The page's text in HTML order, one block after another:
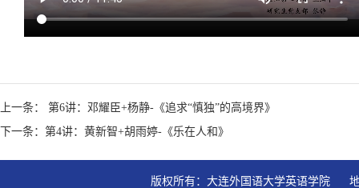
上一条： 第6讲：邓耀臣+杨静-《追求“慎独”的高境界》
下一条：第4讲：黄新智+胡雨婷-《乐在人和》
版权所有：大连外国语大学英语学院